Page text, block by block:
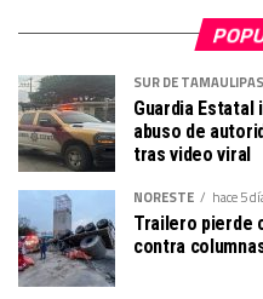
SUR DE TAMAULIPAS
Guardia
abuso de
tras video viral
NORESTE hace 5
Trailero pierde
contra